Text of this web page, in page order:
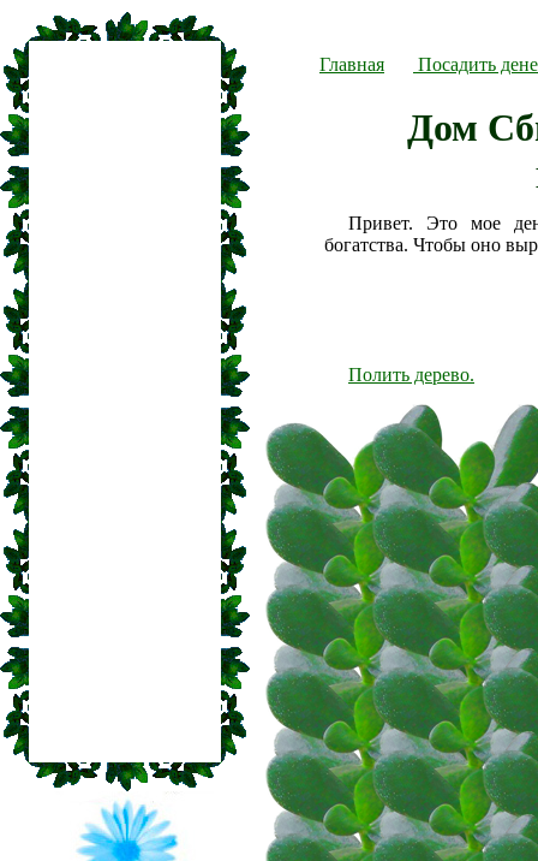
Главная Посадить
Дом
Привет. Это мое
богатства. Чтобы оно
Полить дерево.